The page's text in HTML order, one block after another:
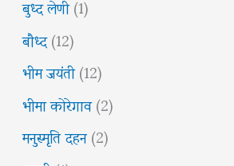
बौध्द(12)
भीम जयंती(12)
भीमा कोरेगाव(2)
मनुस्मृति दहन(2)